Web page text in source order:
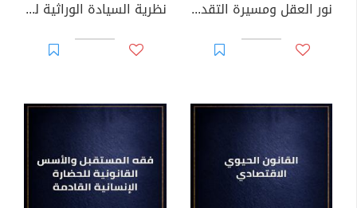
نور العقل ومسيرة التقدم: العلاقة بين العلم والتاريخ في فكر النهضة العربية نظرية السيادة الوراثية للأجيال القادمة